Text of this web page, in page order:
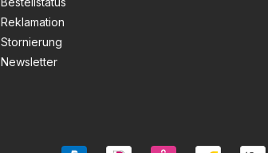
Reklamation
Stornierung
Newsletter